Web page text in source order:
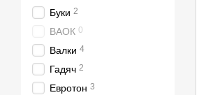
Буки 2
ВАОК 0
Валки 4
Гадяч 2
Евротон 3